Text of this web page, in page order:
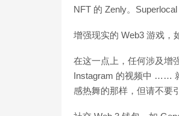
NFT 的 Zenly。
增强现实的 Web3 游戏，
在这一点上，任何涉及增
Instagram 的视频中 ……
感热舞的那样，但请不要